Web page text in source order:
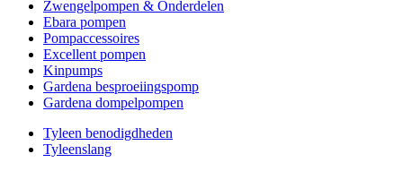
Zwengelpompen & Onderdelen
Ebara pompen
Pompaccessoires
Excellent pompen
Kinpumps
Gardena besproeiingspomp
Gardena dompelpompen
Tyleen benodigdheden
Tyleenslang